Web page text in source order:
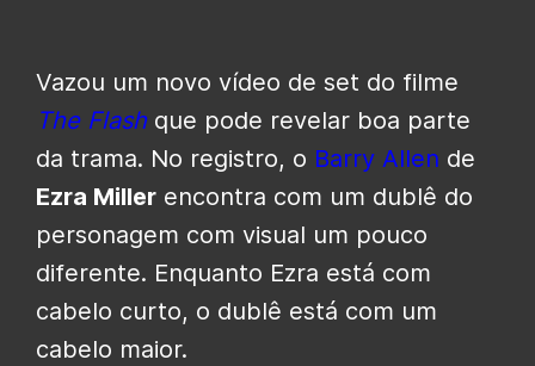
Vazou um novo vídeo de set do filme
The Flashque pode revelar boa parte
da trama. No registro, o Barry Allen de
Ezra Miller encontra com um dublê do
personagem com visual um pouco
diferente. Enquanto Ezra está com
cabelo curto, o dublê está com um
cabelo maior.